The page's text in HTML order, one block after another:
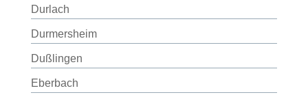
Durlach
Durmersheim
Dußlingen
Eberbach